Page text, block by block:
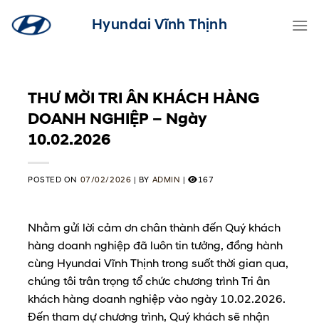
Hyundai Vĩnh Thịnh
THƯ MỜI TRI ÂN KHÁCH HÀNG
DOANH NGHIỆP – Ngày
10.02.2026
POSTED ON 07/02/2026 BY ADMIN | 167
Nhằm gửi lời cảm ơn chân thành đến Quý khách
hàng doanh nghiệp đã luôn tin tưởng, đồng hành
cùng Hyundai Vĩnh Thịnh trong suốt thời gian qua,
chúng tôi trân trọng tổ chức chương trình Tri ân
khách hàng doanh nghiệp vào ngày 10.02.2026.
Đến tham dự chương trình, Quý khách sẽ nhận